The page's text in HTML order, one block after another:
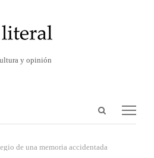
y opinión
Abrir
de una memoria accidentada